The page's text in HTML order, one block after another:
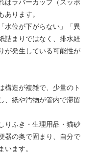
ばラバーカップ（スッポ
あります。
水位が下がらない」「異
詰まりではなく、排水経
が発生している可能性が
構造が複雑で、少量のト
、紙や汚物が管内で滞留
りふき・生理用品・猫砂
器の奥で固まり、自分で
います。